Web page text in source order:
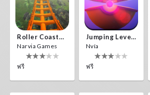
Roller Coaster VR
Narvia Games
ฟรี
Jumping Levels
Nvía
ฟรี